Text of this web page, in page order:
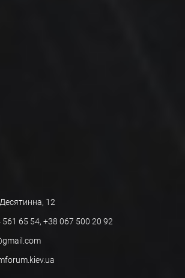
12
561 65 54, +38 067 500 20 92